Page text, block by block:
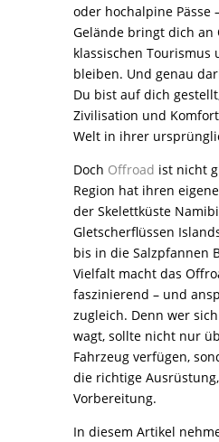
oder hochalpine Pässe
Gelände bringt dich an
klassischen Tourismus
bleiben. Und genau
Du bist auf dich
Zivilisation und
Welt in ihrer
Doch Offroad ist nicht
Region hat ihren
der Skelettküste
Gletscherflüssen
bis in die Salzpfannen
Vielfalt macht das
faszinierend – und
zugleich. Denn wer
wagt, sollte nicht nur
Fahrzeug verfügen,
die richtige
Vorbereitung.
In diesem Artikel